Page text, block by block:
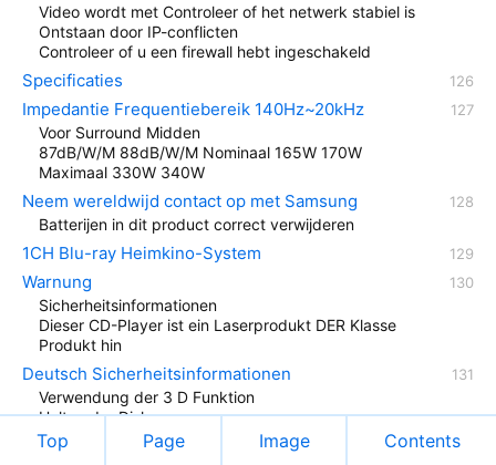
Video wordt met Controleer of het netwerk stabiel is
Ontstaan door IP-conflicten
Controleer of u een firewall hebt ingeschakeld
Specificaties
Impedantie Frequentiebereik 140Hz~20kHz
Voor Surround Midden
87dB/W/M 88dB/W/M Nominaal 165W 170W
Maximaal 330W 340W
Neem wereldwijd contact op met Samsung
Batterijen in dit product correct verwijderen
1CH Blu-ray Heimkino-System
Warnung
Sicherheitsinformationen
Dieser CD-Player ist ein Laserprodukt DER Klasse
Produkt hin
Deutsch Sicherheitsinformationen
Verwendung der 3 D Funktion
Halten der Disks
Lizenz
Top Page Image Contents